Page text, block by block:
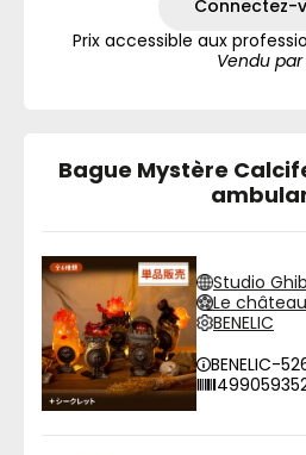
Connectez-
Prix accessible aux
Vendu
Bague Mystère
Studio
Le
BENELIC
BENELIC-